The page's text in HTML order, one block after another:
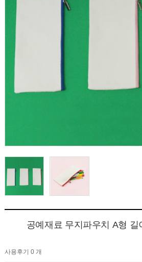
공예재료 무지파우치 A형 길
사용후기 0 개